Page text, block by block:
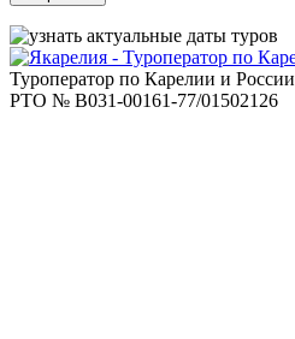
Туроператор по Карелии и России
РТО № В031-00161-77/01502126